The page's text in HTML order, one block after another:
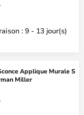
: 9 - 13 jour(s)
Applique Murale S
Miller